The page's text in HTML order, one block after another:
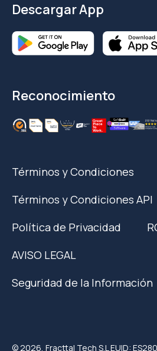
Descargar App
Reconocimiento
Términos y Condiciones
Términos y Condiciones API
Política de Privacidad
AVISO LEGAL
Seguridad de la Información
© 2026, Fracttal Tech S.L EUID: